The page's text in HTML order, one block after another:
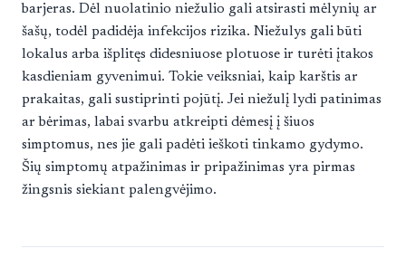
barjeras. Dėl nuolatinio niežulio gali atsirasti mėlynių ar
šašų, todėl padidėja infekcijos rizika. Niežulys gali būti
lokalus arba išplitęs didesniuose plotuose ir turėti įtakos
kasdieniam gyvenimui. Tokie veiksniai, kaip karštis ar
prakaitas, gali sustiprinti pojūtį. Jei niežulį lydi patinimas
ar bėrimas, labai svarbu atkreipti dėmesį į šiuos
simptomus, nes jie gali padėti ieškoti tinkamo gydymo.
Šių simptomų atpažinimas ir pripažinimas yra pirmas
žingsnis siekiant palengvėjimo.